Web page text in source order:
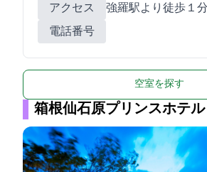
アクセス
強羅駅より徒歩１分
電話番号
空室を探す
箱根仙石原プリンスホテル